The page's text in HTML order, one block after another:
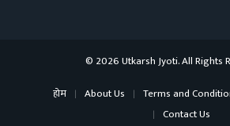
© 2026 Utkarsh Jyoti. All Rights
होम
About Us Terms and
Contact Us